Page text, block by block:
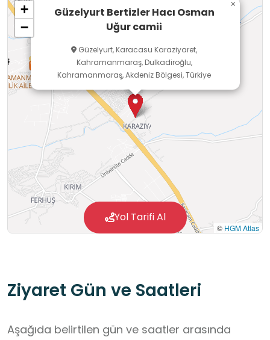
Güzelyurt Bertizler Hacı Osman
Uğur camii
Güzelyurt, Karacasu Karaziyaret,
Kahramanmaraş, Dulkadiroğlu,
Kahramanmaraş, Akdeniz Bölgesi, Türkiye
×
+
−
© HGM Atlas
Yol Tarifi Al
Ziyaret Gün ve Saatleri
Aşağıda belirtilen gün ve saatler arasında